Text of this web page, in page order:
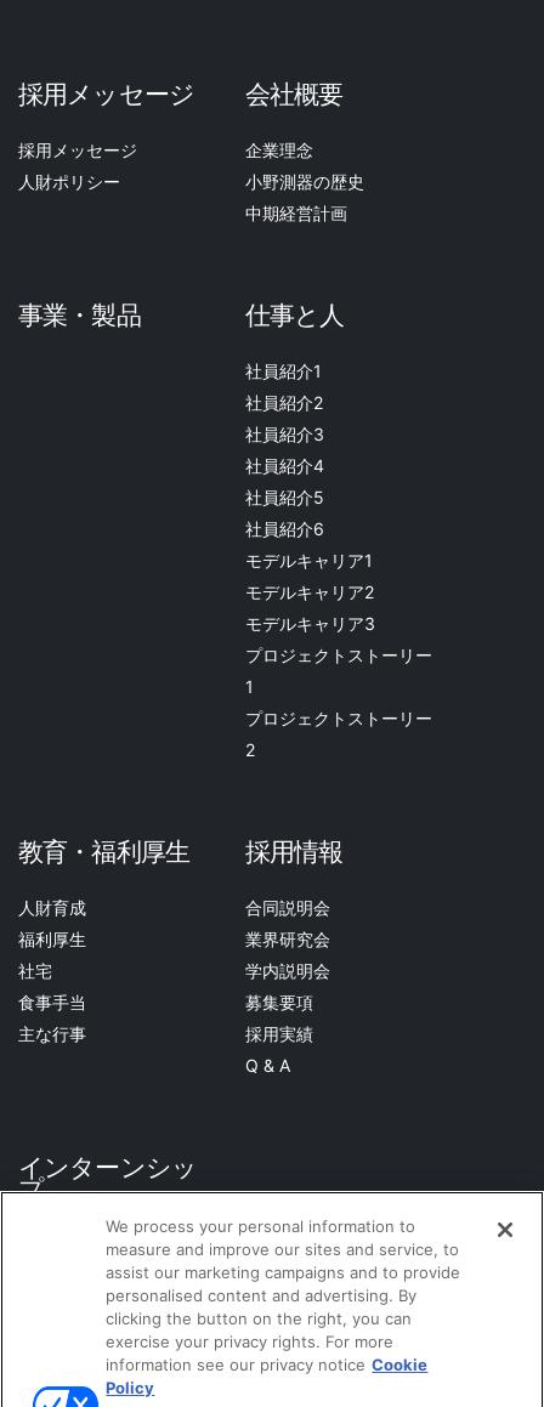
採用メッセージ
採用メッセージ
人財ポリシー
会社概要
企業理念
小野測器の歴史
中期経営計画
事業・製品 仕事と人
社員紹介1
社員紹介2
社員紹介3
社員紹介4
社員紹介5
社員紹介6
モデルキャリア1
モデルキャリア2
モデルキャリア3
プロジェクトストーリー
1
プロジェクトストーリー
2
教育・福利厚生
人財育成
福利厚生
社宅
食事手当
主な行事
採用情報
合同説明会
業界研究会
学内説明会
募集要項
採用実績
Q & A
インターンシッ
プ
We process your personal information to
measure and improve our sites and service, to
assist our marketing campaigns and to provide
personalised content and advertising. By
clicking the button on the right, you can
exercise your privacy rights. For more
information see our privacy notice Cookie
Policy